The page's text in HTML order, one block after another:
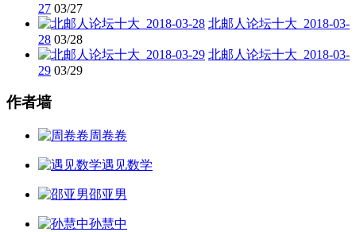
27 03/27
北邮人论坛十大_2018-03-
28 03/28
北邮人论坛十大_2018-03-
29 03/29
作者墙
周卷卷
遇见数学
邵亚男
孙慧中